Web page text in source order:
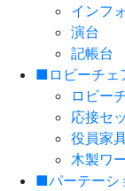
インフ
演台
記帳台
■ロビーチェ
ロビー
応接セ
役員家
木製ワ
■パーテーシ